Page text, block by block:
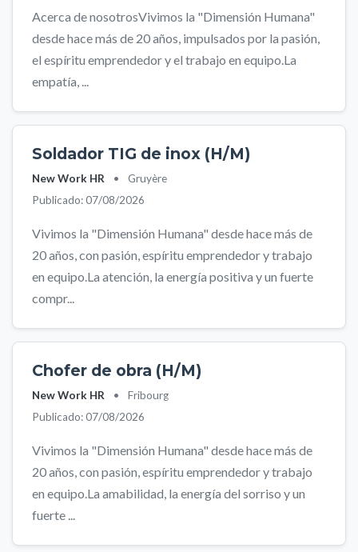
Acerca de nosotrosVivimos la "Dimensión Humana"
desde hace más de 20 años, impulsados por la pasión,
el espíritu emprendedor y el trabajo en equipo.La
empatía, ...
Soldador TIG de inox (H/M)
New Work HR •
Gruyère
Publicado: 07/08/2026
Vivimos la "Dimensión Humana" desde hace más de
20 años, con pasión, espíritu emprendedor y trabajo
en equipo.La atención, la energía positiva y un fuerte
compr...
Chofer de obra (H/M)
New Work HR •
Fribourg
Publicado: 07/08/2026
Vivimos la "Dimensión Humana" desde hace más de
20 años, con pasión, espíritu emprendedor y trabajo
en equipo.La amabilidad, la energía del sorriso y un
fuerte ...